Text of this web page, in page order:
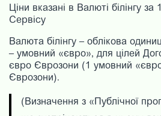
Ціни вказані в Валюті білінгу
Сервісу
Валюта білінгу – облікова
– умовний «євро», для цілей
євро Єврозони (1 умовний
Єврозони).
(Визначення з «Публічної